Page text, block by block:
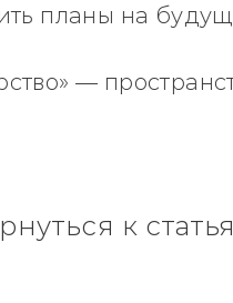
планы на
—
к